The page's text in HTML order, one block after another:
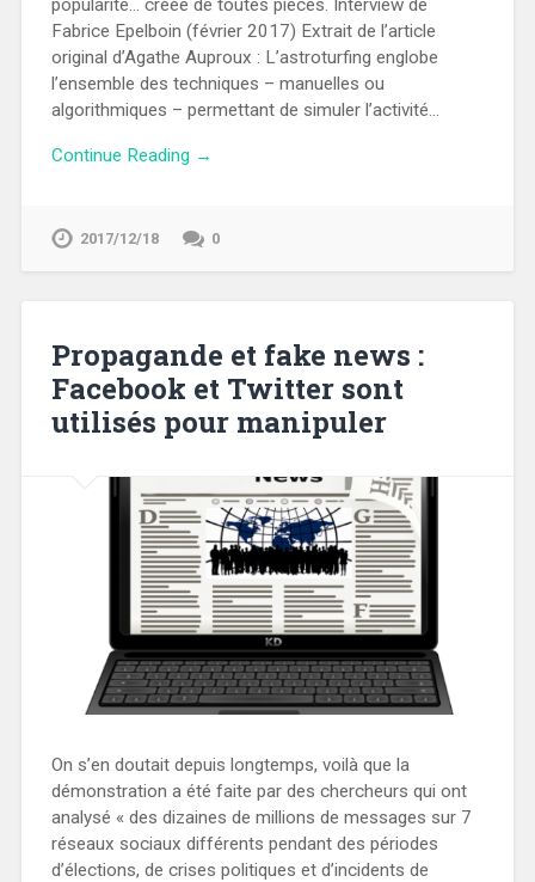
popularité… créée de toutes pièces. Interview de
Fabrice Epelboin (février 2017) Extrait de l’article
original d’Agathe Auproux : L’astroturfing englobe
l’ensemble des techniques – manuelles ou
algorithmiques – permettant de simuler l’activité…
Continue Reading →
2017/12/18 0
Propagande et fake news :
Facebook et Twitter sont
utilisés pour manipuler
On s’en doutait depuis longtemps, voilà que la
démonstration a été faite par des chercheurs qui ont
analysé « des dizaines de millions de messages sur 7
réseaux sociaux différents pendant des périodes
d’élections, de crises politiques et d’incidents de